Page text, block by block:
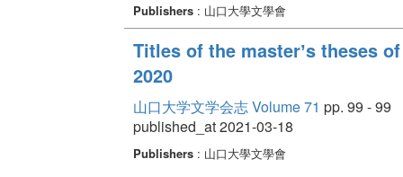
Publishers: 山口大學文學會
Titles of the masterʼs theses
2020
山口大学文学会志 Volume 71 pp. 99 - 99
published_at 2021-03-18
Publishers: 山口大學文學會